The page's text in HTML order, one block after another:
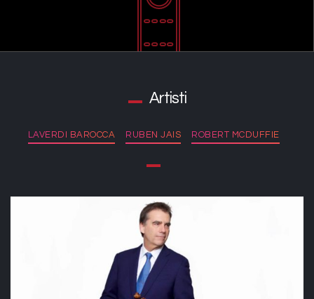
Artisti
LAVERDI BAROCCA RUBEN JAIS ROBERT MCDUFFIE